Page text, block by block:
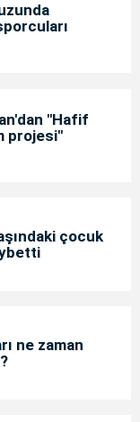
"Hafif
projesi"
çocuk
ne zaman